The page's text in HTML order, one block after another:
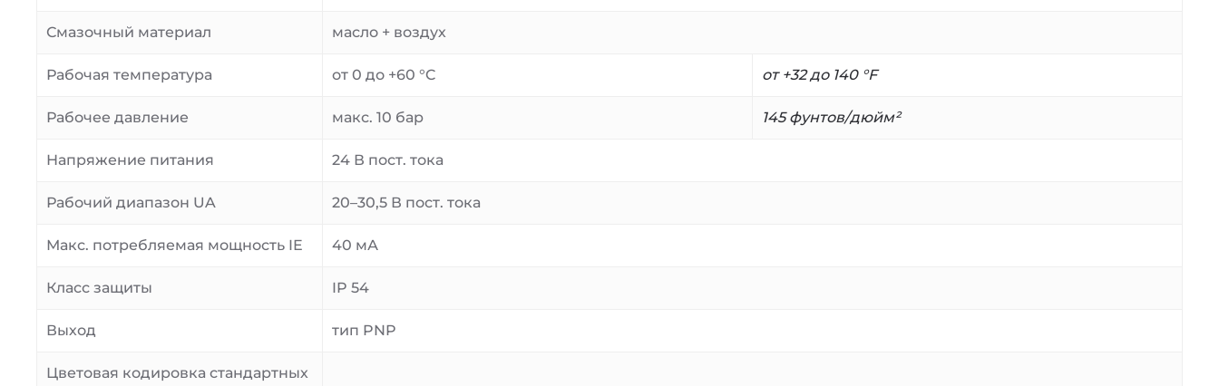
Смазочный материал масло + воздух
Рабочая температура от 0 до +60 °C от +32 до 140 °F
Рабочее давление макс. 10 бар 145 фунтов/дюйм²
Напряжение питания 24 В пост. тока
Рабочий диапазон UA 20–30,5 В пост. тока
Макс. потребляемая мощность IE 40 мА
Класс защиты IP 54
Выход тип PNP
Цветовая кодировка стандартных